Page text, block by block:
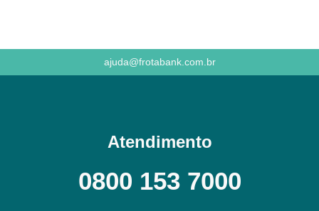
ajuda@frotabank.com.br
Atendimento
0800 153 7000